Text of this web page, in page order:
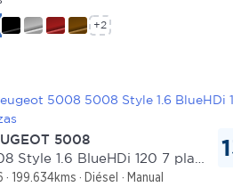
+2
5008
5008 Style 1.6 BlueHDi 120 7 plazas
199.634kms Diésel
Manual